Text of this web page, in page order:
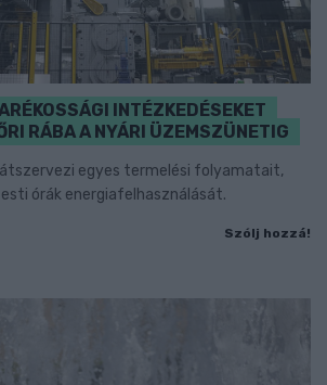
INTÉZKEDÉSEKET
RÁBA A NYÁRI ÜZEMSZÜNETIG
egyes termelési folyamatait,
órák energiafelhasználását.
Szólj hozzá!